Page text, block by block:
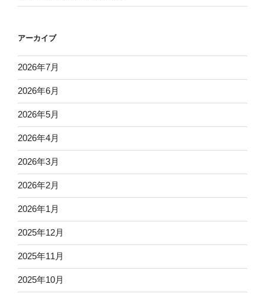
アーカイブ
2026年7月
2026年6月
2026年5月
2026年4月
2026年3月
2026年2月
2026年1月
2025年12月
2025年11月
2025年10月